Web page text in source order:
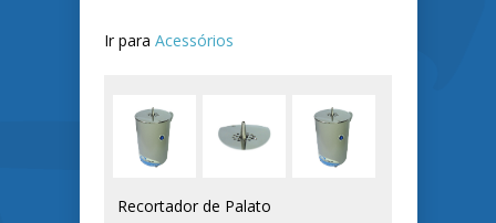
Ir para Acessórios
Recortador de Palato